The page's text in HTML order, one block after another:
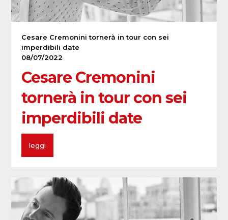
Cesare Cremonini tornerà in tour con sei
imperdibili date
08/07/2022
Cesare Cremonini
tornerà in tour con sei
imperdibili date
leggi